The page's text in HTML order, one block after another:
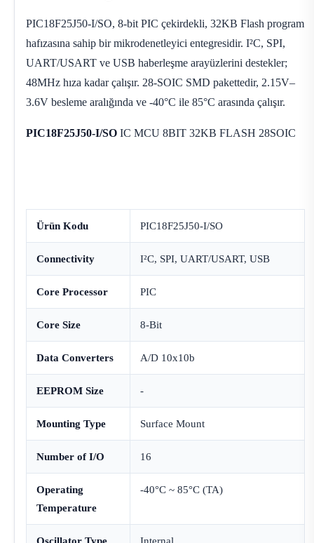
PIC18F25J50-I/SO, 8-bit PIC çekirdekli, 32KB Flash program
hafızasına sahip bir mikrodenetleyici entegresidir. I²C, SPI,
UART/USART ve USB haberleşme arayüzlerini destekler;
48MHz hıza kadar çalışır. 28-SOIC SMD pakettedir, 2.15V–
3.6V besleme aralığında ve -40°C ile 85°C arasında çalışır.
PIC18F25J50-I/SO IC MCU 8BIT 32KB FLASH 28SOIC
Ürün Kodu PIC18F25J50-I/SO
Connectivity I²C, SPI, UART/USART, USB
Core Processor PIC
Core Size 8-Bit
Data Converters A/D 10x10b
EEPROM Size -
Mounting Type Surface Mount
Number of I/O 16
Operating
Temperature
-40°C ~ 85°C (TA)